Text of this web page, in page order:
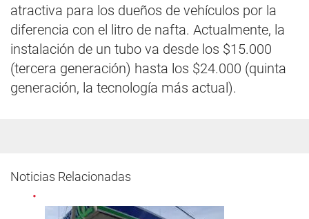
atractiva para los dueños de vehículos por la
diferencia con el litro de nafta. Actualmente, la
instalación de un tubo va desde los $15.000
(tercera generación) hasta los $24.000 (quinta
generación, la tecnología más actual).
Noticias Relacionadas